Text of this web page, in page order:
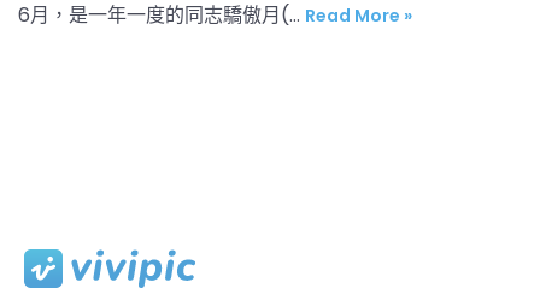
6月，是一年一度的同志驕傲月(… Read More »